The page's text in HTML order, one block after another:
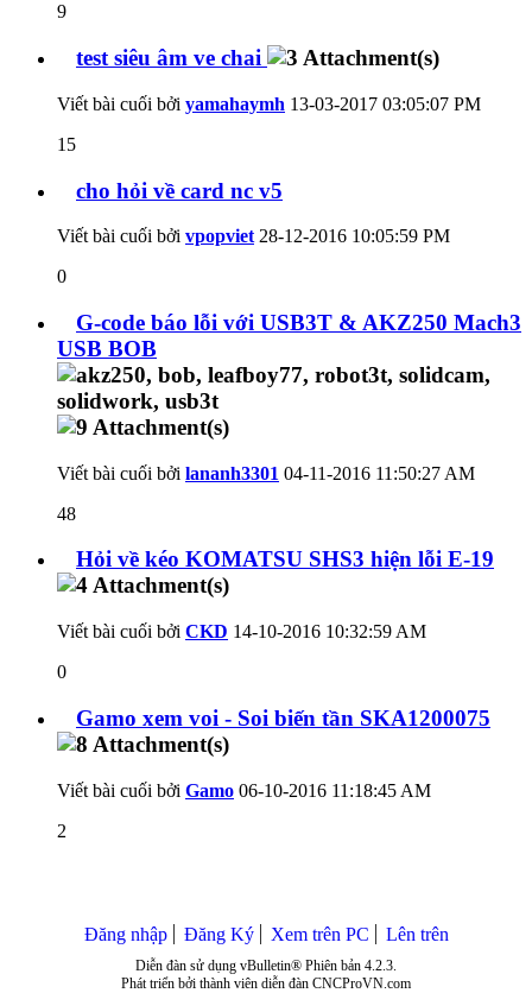
9
test siêu âm ve chai
Viết bài cuối bởi yamahaymh 13-03-2017 03:05:07 PM
15
cho hỏi về card nc v5
Viết bài cuối bởi vpopviet 28-12-2016 10:05:59 PM
0
G-code báo lỗi với USB3T & AKZ250 Mach3
USB BOB
Viết bài cuối bởi lananh3301 04-11-2016 11:50:27 AM
48
Hỏi về kéo KOMATSU SHS3 hiện lỗi E-19
Viết bài cuối bởi CKD 14-10-2016 10:32:59 AM
0
Gamo xem voi - Soi biến tần SKA1200075
Viết bài cuối bởi Gamo 06-10-2016 11:18:45 AM
2
Đăng nhập Đăng Ký Xem trên PC Lên trên
Diễn đàn sử dụng vBulletin® Phiên bản 4.2.3.
Phát triển bởi thành viên diễn đàn CNCProVN.com